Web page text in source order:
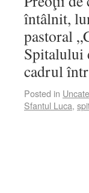
întâlnit,
pastoral
Spitalului
cadrul
Posted in
Sfantul Luca,